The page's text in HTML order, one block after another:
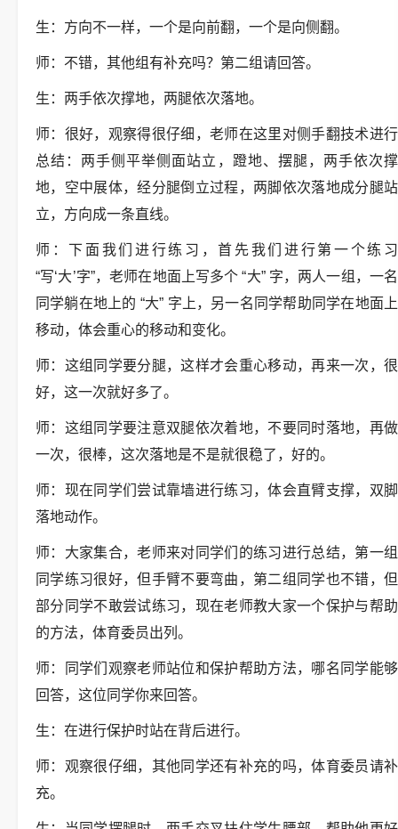
生：方向不一样，一个是向前翻，一个是向侧翻。
师：不错，其他组有补充吗？第二组请回答。
生：两手依次撑地，两腿依次落地。
师：很好，观察得很仔细，老师在这里对侧手翻技术进行
总结：两手侧平举侧面站立，蹬地、摆腿，两手依次撑
地，空中展体，经分腿倒立过程，两脚依次落地成分腿站
立，方向成一条直线。
师：下面我们进行练习，首先我们进行第一个练习
“写‘大’字”，老师在地面上写多个 “大” 字，两人一组，一名
同学躺在地上的 “大” 字上，另一名同学帮助同学在地面上
移动，体会重心的移动和变化。
师：这组同学要分腿，这样才会重心移动，再来一次，很
好，这一次就好多了。
师：这组同学要注意双腿依次着地，不要同时落地，再做
一次，很棒，这次落地是不是就很稳了，好的。
师：现在同学们尝试靠墙进行练习，体会直臂支撑，双脚
落地动作。
师：大家集合，老师来对同学们的练习进行总结，第一组
同学练习很好，但手臂不要弯曲，第二组同学也不错，但
部分同学不敢尝试练习，现在老师教大家一个保护与帮助
的方法，体育委员出列。
师：同学们观察老师站位和保护帮助方法，哪名同学能够
回答，这位同学你来回答。
生：在进行保护时站在背后进行。
师：观察很仔细，其他同学还有补充的吗，体育委员请补
充。